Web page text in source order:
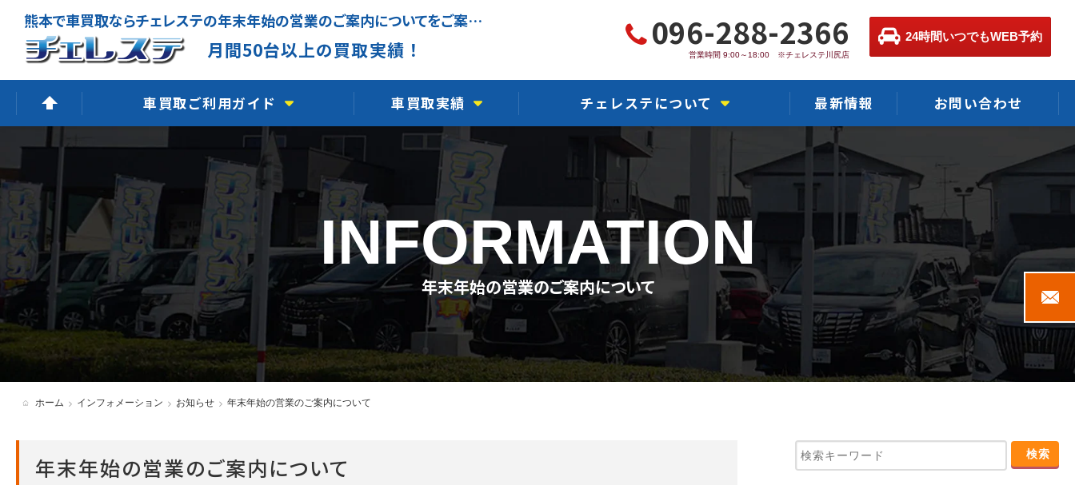
熊本で車買取ならチェレステの年末年始の営業のご案内についてをご案内します
月間50台以上の買取実績！ 096-288-2366
営業時間 9:00～18:00 ※チェレステ川尻店
24時間いつでもWEB予約
車買取ご利用ガイド
高価買取できる理由
無料出張査定
廃車買取査定
LINE査定
よくあるご質問
車買取の流れ
各種必要書類・ダウンロード
車買取実績
軽自動車買取実績
国産車買取実績
輸入車買取実績
事故車買取実績
故障車買取実績
水没車買取実績
チェレステについて
チェレステ川尻店
チェレステ熊本インター店
チェレステ浜線店
チェレステ保田窪店
チェレステ力合店
チェレステ人吉店
CMギャラリー
最新情報 お問い合わせ
INFORMATION
年末年始の営業のご案内について
ホーム インフォメーション お知らせ 年末年始の営業のご案内について
年末年始の営業のご案内について